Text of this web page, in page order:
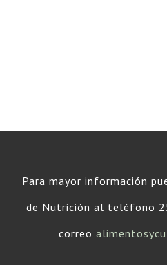
Para mayor información
de Nutrición al teléfono
correo